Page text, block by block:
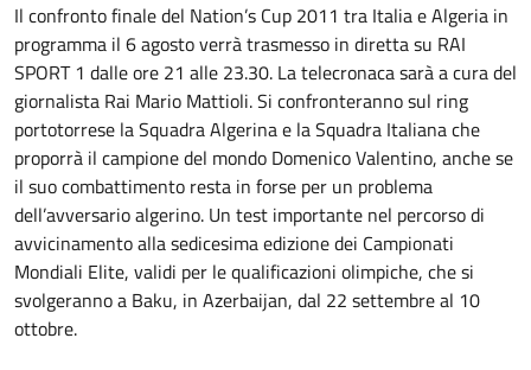
Il confronto finale del Nation’s Cup 2011 tra Italia e Algeria in
programma il 6 agosto verrà trasmesso in diretta su RAI
SPORT 1 dalle ore 21 alle 23.30. La telecronaca sarà a cura del
giornalista Rai Mario Mattioli. Si confronteranno sul ring
portotorrese la Squadra Algerina e la Squadra Italiana che
proporrà il campione del mondo Domenico Valentino, anche se
il suo combattimento resta in forse per un problema
dell’avversario algerino. Un test importante nel percorso di
avvicinamento alla sedicesima edizione dei Campionati
Mondiali Elite, validi per le qualificazioni olimpiche, che si
svolgeranno a Baku, in Azerbaijan, dal 22 settembre al 10
ottobre.